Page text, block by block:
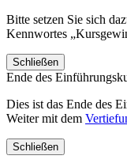
Bitte setzen Sie sich
Kennwortes
Schließen
Ende des
Dies ist das Ende des
Weiter mit dem
Schließen